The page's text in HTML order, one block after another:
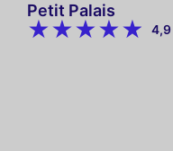
Petit Palais
4,9